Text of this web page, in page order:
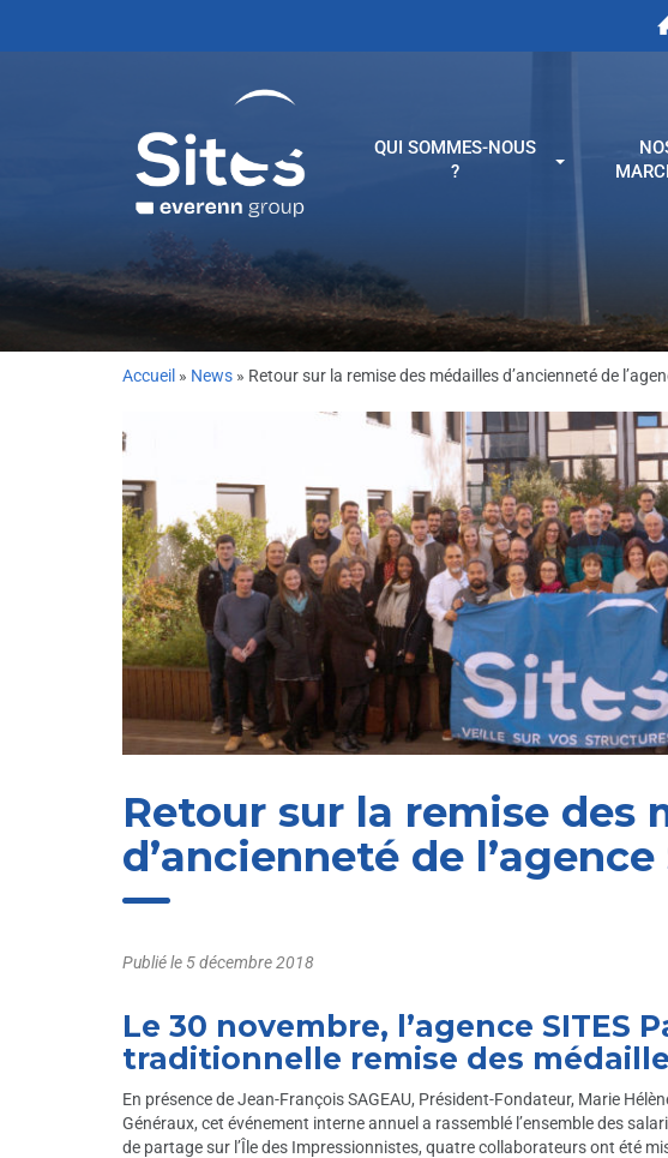
QUI SOMMES-NOUS
?
Accueil » News » Retour sur la remise des médailles d’ancienneté de
Retour sur la remise des
d’ancienneté de l’agence
Publié le 5 décembre 2018
Le 30 novembre, l’agence SITES
traditionnelle remise des
En présence de Jean-François SAGEAU, Président-Fondateur, Marie
Généraux, cet événement interne annuel a rassemblé l’ensemble des
de partage sur l’Île des Impressionnistes, quatre collaborateurs ont été